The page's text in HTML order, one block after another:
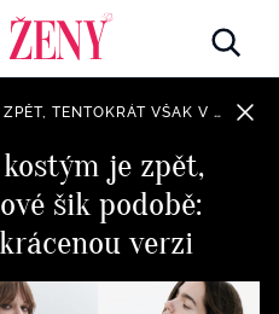
KALHOTOVÝ KOSTÝM JE ZPĚT, TENTOKRÁT VŠAK V NOVÉ ŠIK PODOBĚ: VYZKOUŠEJTE JEHO ZKRÁCENOU VERZI
je zpět,
šik podobě:
verzi